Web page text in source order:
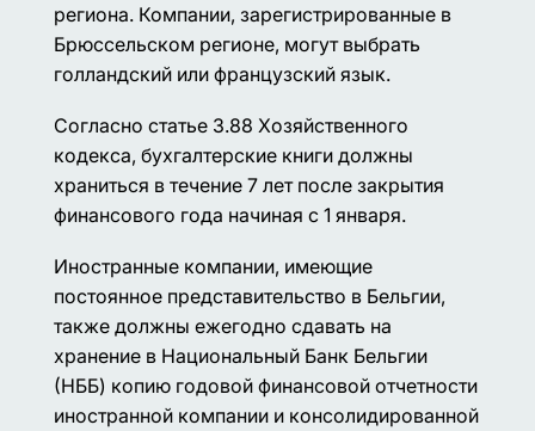
региона. Компании, зарегистрированные в
Брюссельском регионе, могут выбрать
голландский или французский язык.
Согласно статье 3.88 Хозяйственного
кодекса, бухгалтерские книги должны
храниться в течение 7 лет после закрытия
финансового года начиная с 1 января.
Иностранные компании, имеющие
постоянное представительство в Бельгии,
также должны ежегодно сдавать на
хранение в Национальный Банк Бельгии
(НББ) копию годовой финансовой отчетности
иностранной компании и консолидированной